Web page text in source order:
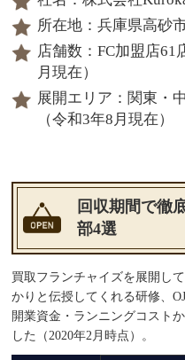
所在地：兵庫県高砂
店舗数：FC加盟店
月現在）
展開エリア：関東・
（令和3年8月現在）
回収期間で徹
部4選
買取フランチャイズを展開し
かりと伝授してくれる研修、
開業資金・ランニングコスト
した（2020年2月時点）。